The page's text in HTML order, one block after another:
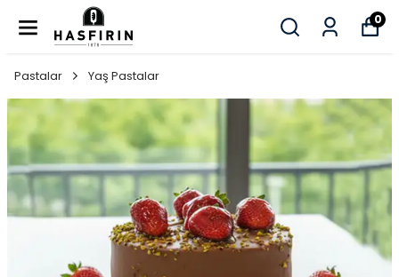
0
Pastalar Yaş Pastalar